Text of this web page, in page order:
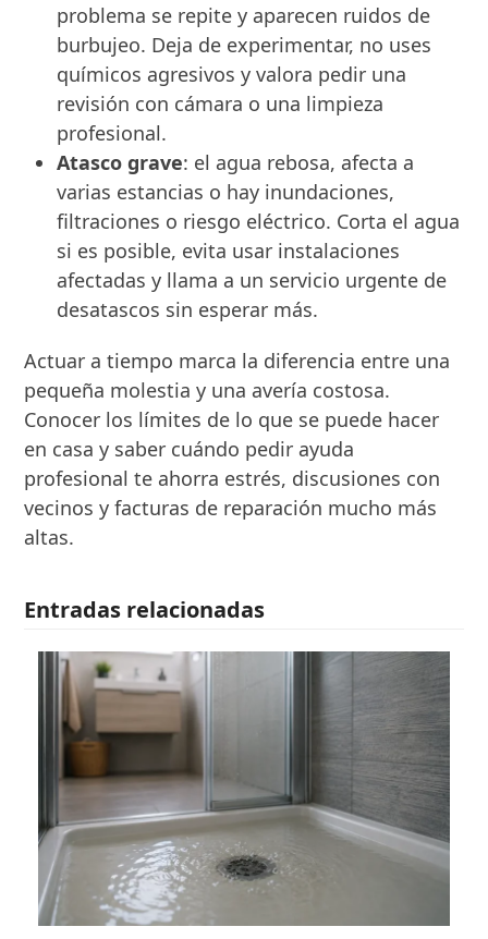
problema se repite y aparecen ruidos de
burbujeo. Deja de experimentar, no uses
químicos agresivos y valora pedir una
revisión con cámara o una limpieza
profesional.
Atasco grave: el agua rebosa, afecta a
varias estancias o hay inundaciones,
filtraciones o riesgo eléctrico. Corta el agua
si es posible, evita usar instalaciones
afectadas y llama a un servicio urgente de
desatascos sin esperar más.
Actuar a tiempo marca la diferencia entre una
pequeña molestia y una avería costosa.
Conocer los límites de lo que se puede hacer
en casa y saber cuándo pedir ayuda
profesional te ahorra estrés, discusiones con
vecinos y facturas de reparación mucho más
altas.
Entradas relacionadas